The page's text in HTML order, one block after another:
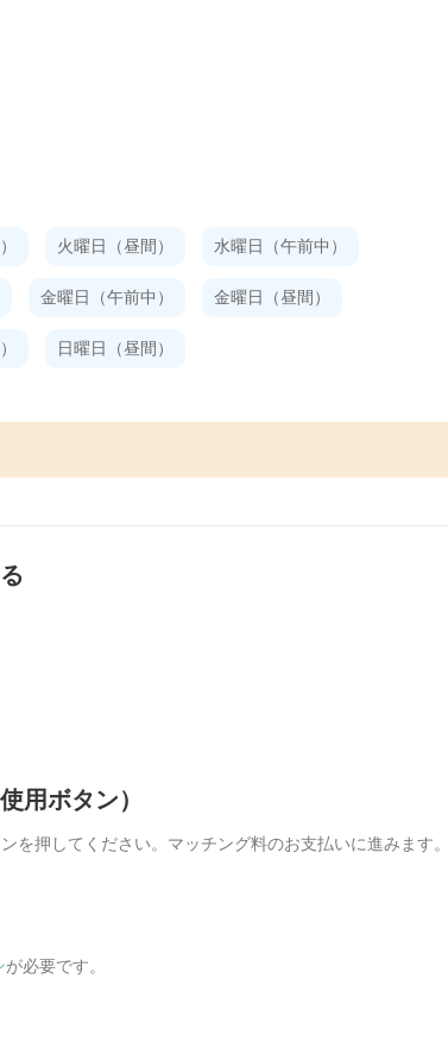
火曜日（昼間） 水曜日（午前中）
金曜日（午前中） 金曜日（昼間）
日曜日（昼間）
用ボタン）
押してください。マッチング料のお支払いに進みます。
が必要です。